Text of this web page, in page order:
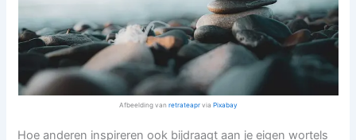
Afbeelding van retrateaprvia Pixabay
Hoe anderen inspireren ook bijdraagt aan je eigen wortels